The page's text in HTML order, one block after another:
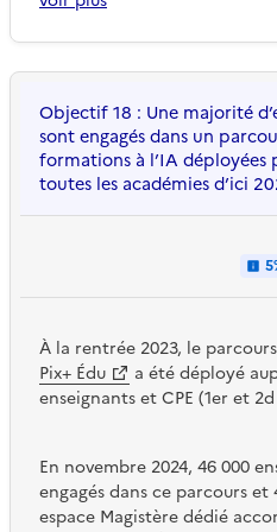
Objectif 18 : Une majorité
sont engagés dans un
formations à l’IA déployées
toutes les académies d’ici
À la rentrée 2023, le
Pix+ Édu
a été déployé
enseignants et
En novembre 2024, 46 000
engagés dans ce parcours et
espace Magistère dédié